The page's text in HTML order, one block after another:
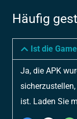
Häufig
Ist die
Ja, die APK
ist. Laden Sie